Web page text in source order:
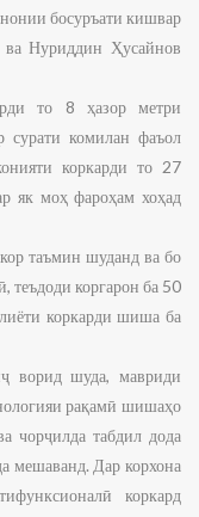
босуръати кишвар
ва Нуриддин Ҳусайнов
то 8 ҳазор метри
комилан фаъол
коркарди то 27
як моҳ фароҳам хоҳад
таъмин шуданд ва бо
теъдоди коргарон ба 50
коркарди шиша ба
ворид шуда, мавриди
рақамӣ шишаҳо
чорҷилда табдил дода
мешаванд. Дар корхона
коркард